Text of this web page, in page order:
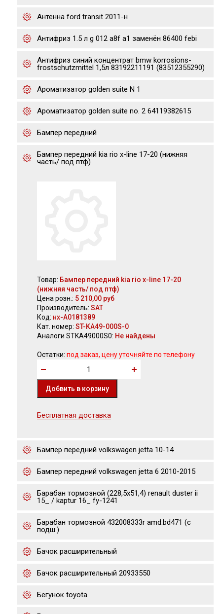
Антенна ford transit 2011-н
Антифриз 1.5 л g 012 a8f a1 заменён 86400 febi
Антифриз синий концентрат bmw korrosions-
frostschutzmittel 1,5л 83192211191 (83512355290)
Ароматизатор golden suite N 1
Ароматизатор golden suite no. 2 64119382615
Бампер передний
Бампер передний kia rio x-line 17-20 (нижняя
часть/ под птф)
Товар: Бампер передний kia rio x-line 17-20
(нижняя часть/ под птф)
Цена розн.: 5 210,00 руб
Производитель: SAT
Код: нх-А0181389
Кат. номер: ST-KA49-000S-0
Аналоги STKA49000S0: Не найдены
Остатки: под заказ, цену уточняйте по телефону
Бесплатная доставка
Бампер передний volkswagen jetta 10-14
Бампер передний volkswagen jetta 6 2010-2015
Барабан тормозной (228,5x51,4) renault duster ii
15_ / kaptur 16_ fy-1241
Барабан тормозной 432008333r amd.bd471 (с
подш.)
Бачок расширительный
Бачок расширительный 20933550
Бегунок toyota